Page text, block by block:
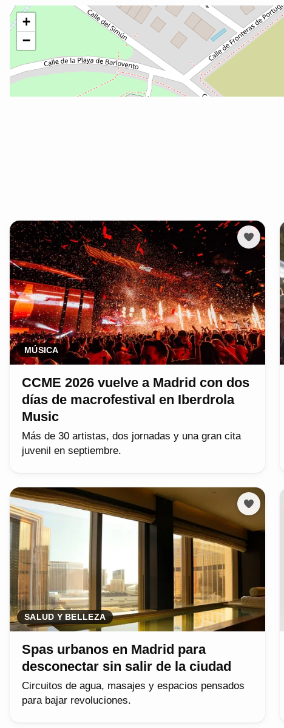
MÚSICA
CCME 2026 vuelve a Madrid con dos
días de macrofestival en Iberdrola
Music
Más de 30 artistas, dos jornadas y una gran cita
juvenil en septiembre.
SALUD Y BELLEZA
Spas urbanos en Madrid para
desconectar sin salir de la ciudad
Circuitos de agua, masajes y espacios pensados
para bajar revoluciones.